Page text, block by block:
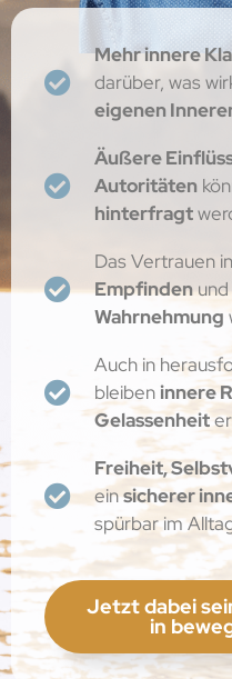
Mehr innere
darüber, was
eigenen
Äußere
Autoritäten
hinterfragt
Das Vertrauen
Empfinden
Wahrnehmung
Auch in
bleibeninnere
Gelassenheit
Freiheit,
einsicherer
spürbar im
Jetzt dabei
in